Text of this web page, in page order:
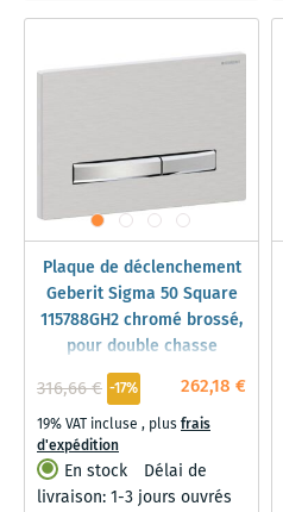
Plaque de déclenchement
Geberit Sigma 50 Square
115788GH2 chromé brossé,
pour double chasse
262,18 €
316,66 € -17%
19% VAT incluse , plusfrais
d'expédition
En stock
Délai de
livraison: 1-3 jours ouvrés